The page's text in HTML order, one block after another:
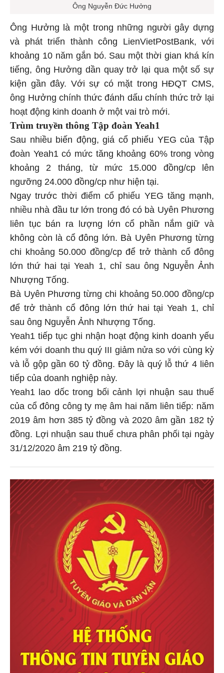
Ông Nguyễn Đức Hưởng
Ông Hưởng là một trong những người gây dựng
và phát triển thành công LienVietPostBank, với
khoảng 10 năm gắn bó. Sau một thời gian khá kín
tiếng, ông Hưởng dần quay trở lại qua một số sự
kiện gần đây. Với sự có mặt trong HĐQT CMS,
ông Hưởng chính thức đánh dấu chính thức trở lại
hoạt động kinh doanh ở một vai trò mới.
Trùm truyền thông Tập đoàn Yeah1
Sau nhiều biến động, giá cổ phiếu YEG của Tập
đoàn Yeah1 có mức tăng khoảng 60% trong vòng
khoảng 2 tháng, từ mức 15.000 đồng/cp lên
ngưỡng 24.000 đồng/cp như hiện tại.
Ngay trước thời điểm cổ phiếu YEG tăng mạnh,
nhiều nhà đầu tư lớn trong đó có bà Uyên Phương
liên tục bán ra lượng lớn cổ phần nắm giữ và
không còn là cổ đông lớn. Bà Uyên Phương từng
chi khoảng 50.000 đồng/cp để trở thành cổ đông
lớn thứ hai tại Yeah 1, chỉ sau ông Nguyễn Ảnh
Nhượng Tống.
Bà Uyên Phương từng chi khoảng 50.000 đồng/cp
để trở thành cổ đông lớn thứ hai tại Yeah 1, chỉ
sau ông Nguyễn Ảnh Nhượng Tống.
Yeah1 tiếp tục ghi nhận hoạt động kinh doanh yếu
kém với doanh thu quý III giảm nửa so với cùng kỳ
và lỗ gộp gần 60 tỷ đồng. Đây là quý lỗ thứ 4 liên
tiếp của doanh nghiệp này.
Yeah1 lao dốc trong bối cảnh lợi nhuận sau thuế
của cổ đông công ty mẹ âm hai năm liên tiếp: năm
2019 âm hơn 385 tỷ đồng và 2020 âm gần 182 tỷ
đồng. Lợi nhuận sau thuế chưa phân phối tại ngày
31/12/2020 âm 219 tỷ đồng.